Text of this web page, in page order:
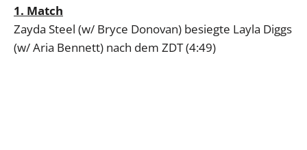
1. Match
Zayda Steel (w/ Bryce Donovan) besiegte Layla Diggs
(w/ Aria Bennett) nach dem ZDT (4:49)